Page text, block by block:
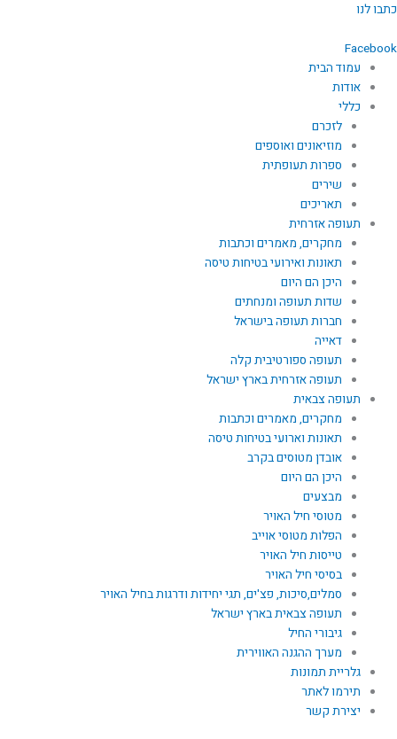
דילוג
כתבו לנו
Facebook
עמוד הבית
אודות
כללי
לזכרם
מוזיאונים ואוספים
ספרות תעופתית
שירים
תאריכים
תעופה אזרחית
מחקרים, מאמרים וכתבות
תאונות ואירועי בטיחות טיסה
היכן הם היום
שדות תעופה ומנחתים
חברות תעופה בישראל
דאייה
תעופה ספורטיבית קלה
תעופה אזרחית בארץ ישראל
תעופה צבאית
מחקרים, מאמרים וכתבות
תאונות וארועי בטיחות טיסה
אובדן מטוסים בקרב
היכן הם היום
מבצעים
מטוסי חיל האויר
הפלות מטוסי אוייב
טייסות חיל האויר
בסיסי חיל האויר
סמלים,סיכות, פצ'ים, תגי יחידות ודרגות בחיל האויר
תעופה צבאית בארץ ישראל
גיבורי החיל
מערך ההגנה האווירית
גלריית תמונות
תירמו לאתר
יצירת קשר